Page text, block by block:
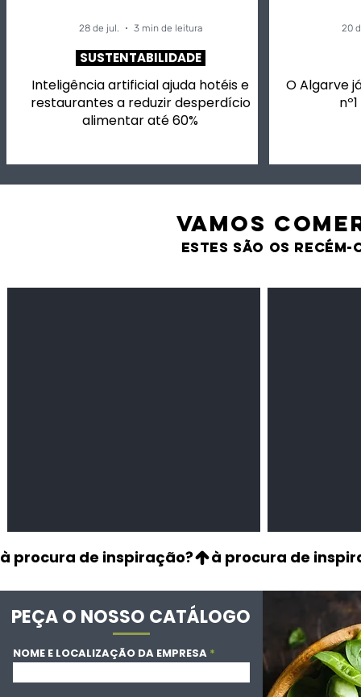
Inteligência artificial ajuda hotéis e
restaurantes a reduzir desperdício
alimentar até 60%
SUSTENTABILIDADE
28 de jul. 3 min de leitura
O Algarve
20
VAMOS
estes são os recém-
à procura de inspiração?
PEÇA O NOSSO CATÁLOGO
NOME E LOCALIZAÇÃO DA EMPRESA